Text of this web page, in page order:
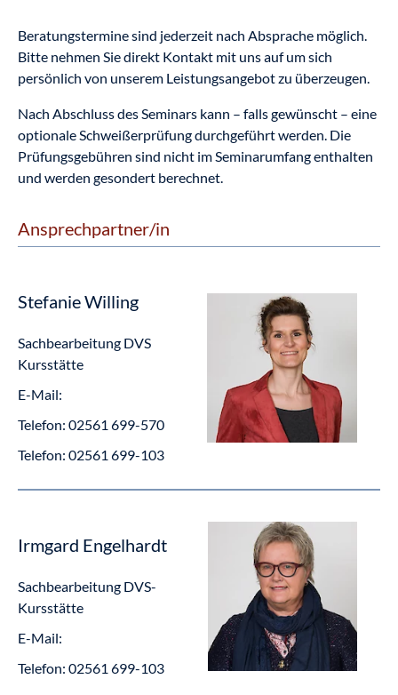
Beratungstermine sind jederzeit nach Absprache möglich.
Bitte nehmen Sie direkt Kontakt mit uns auf um sich
persönlich von unserem Leistungsangebot zu überzeugen.
Nach Abschluss des Seminars kann – falls gewünscht – eine
optionale Schweißerprüfung durchgeführt werden. Die
Prüfungsgebühren sind nicht im Seminarumfang enthalten
und werden gesondert berechnet.
Ansprechpartner/in
Stefanie Willing
Sachbearbeitung DVS
Kursstätte
E-Mail:
Telefon: 02561 699-570
Telefon: 02561 699-103
Irmgard Engelhardt
Sachbearbeitung DVS-
Kursstätte
E-Mail:
Telefon: 02561 699-103